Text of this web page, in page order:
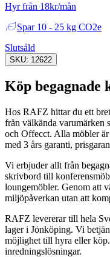
Hyr från 18kr/mån
Spar 10 - 25 kg CO2e
Slutsåld
SKU: 12622
Köp begagnade
Hos RAFZ hittar du ett
från välkända
och Offecct. Alla möbler
med 3 års garanti,
Vi erbjuder allt från
skrivbord till
loungemöbler. Genom att
miljöpåverkan utan att
RAFZ levererar till hela
lager i Jönköping. Vi
möjlighet till hyra eller
inredningslösningar.